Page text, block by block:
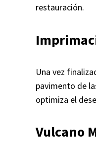
restauración.
Una vez
pavimento de
optimiza el
Vulcano